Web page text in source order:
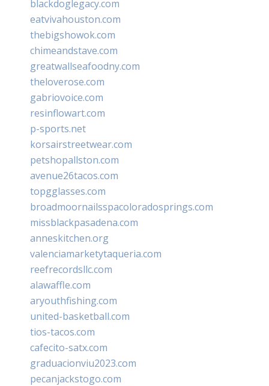
blackdoglegacy.com
eatvivahouston.com
thebigshowok.com
chimeandstave.com
greatwallseafoodny.com
theloverose.com
gabriovoice.com
resinflowart.com
p-sports.net
korsairstreetwear.com
petshopallston.com
avenue26tacos.com
topgglasses.com
broadmoornailsspacoloradosprings.com
missblackpasadena.com
anneskitchen.org
valenciamarketytaqueria.com
reefrecordsllc.com
alawaffle.com
aryouthfishing.com
united-basketball.com
tios-tacos.com
cafecito-satx.com
graduacionviu2023.com
pecanjackstogo.com